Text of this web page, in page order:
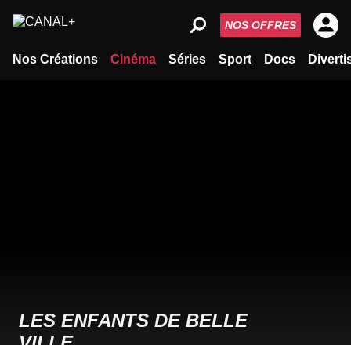
Nos Créations Cinéma Séries Sport Docs
NOS OFFRES
LES ENFANTS DE BELLE